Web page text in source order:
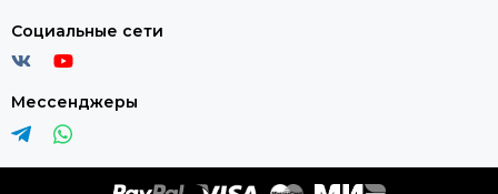
Социальные сети
Мессенджеры